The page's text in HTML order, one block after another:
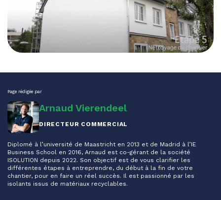
Page rédigée par
Arnaud Vierendeel
DIRECTEUR COMMERCIAL
Diplomé à l’université de Maastricht en 2013 et de Madrid à l’IE
Business School en 2016, Arnaud est co-gérant de la société
ISOLUTION depuis 2022. Son objectif est de vous clarifier les
différentes étapes à entreprendre, du début à la fin de votre
chantier, pour en faire un réel succès. Il est passionné par les
isolants issus de matériaux recyclables.